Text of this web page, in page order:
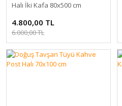
Halı İki Kafa 80x500 cm
4.800,00 TL
6.000,00 TL